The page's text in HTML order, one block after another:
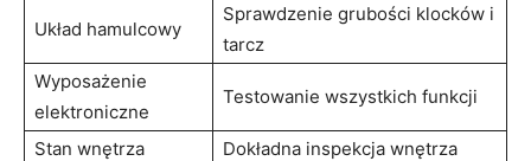
Układ hamulcowy
Sprawdzenie ⁣grubości klocków i
tarcz
Wyposażenie
elektroniczne
Testowanie wszystkich funkcji
Stan wnętrza Dokładna inspekcja ⁤wnętrza